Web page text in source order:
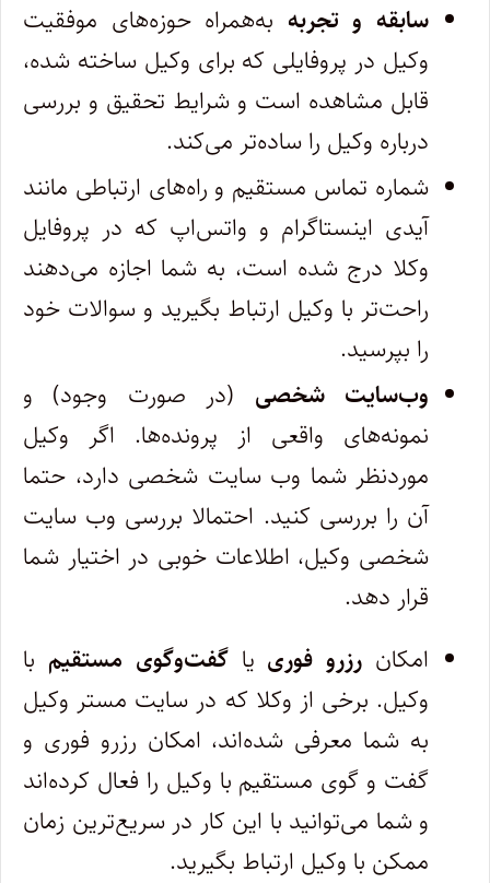
سابقه و تجربه به‌همراه حوزه‌های موفقیت
وکیل در پروفایلی که برای وکیل ساخته شده،
قابل مشاهده است و شرایط تحقیق و بررسی
درباره وکیل را ساده‌تر می‌کند.
شماره تماس مستقیم و راه‌های ارتباطی مانند
آیدی اینستاگرام و واتس‌اپ که در پروفایل
وکلا درج شده است، به شما اجازه می‌دهند
راحت‌تر با وکیل ارتباط بگیرید و سوالات خود
را بپرسید.
وب‌سایت شخصی (در صورت وجود) و
نمونه‌های واقعی از پرونده‌ها. اگر وکیل
موردنظر شما وب سایت شخصی دارد، حتما
آن را بررسی کنید. احتمالا بررسی وب سایت
شخصی وکیل، اطلاعات خوبی در اختیار شما
قرار دهد.
امکان رزرو فوری یاگفت‌وگوی مستقیم با
وکیل. برخی از وکلا که در سایت مستر وکیل
به شما معرفی شده‌اند، امکان رزرو فوری و
گفت و گوی مستقیم با وکیل را فعال کرده‌اند
و شما می‌توانید با این کار در سریع‌ترین زمان
ممکن با وکیل ارتباط بگیرید.